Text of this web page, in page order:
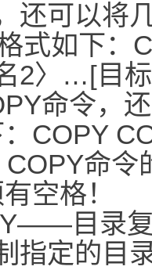
还可以将
式如下
2〉…[目
命令，
COPY
COPY命
空格！
目录
指定的目